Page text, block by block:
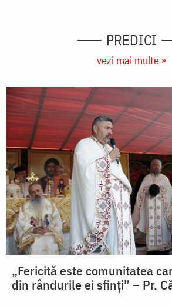
PREDICI
vezi mai multe »
„Fericită este comunitatea
din rândurile ei sfinți” – Pr.